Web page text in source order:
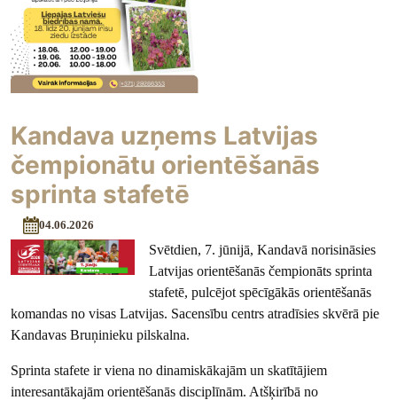
Kandava uzņems Latvijas
čempionātu orientēšanās
sprinta stafetē
04.06.2026
Svētdien, 7. jūnijā, Kandavā norisināsies
Latvijas orientēšanās čempionāts sprinta
stafetē, pulcējot spēcīgākās orientēšanās
komandas no visas Latvijas. Sacensību centrs atradīsies skvērā pie
Kandavas Bruņinieku pilskalna.
Sprinta stafete ir viena no dinamiskākajām un skatītājiem
interesantākajām orientēšanās disciplīnām. Atšķirībā no